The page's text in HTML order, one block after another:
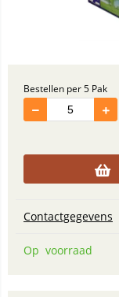
Bestellen per 5 Pak
Contactgegevens
Op voorraad